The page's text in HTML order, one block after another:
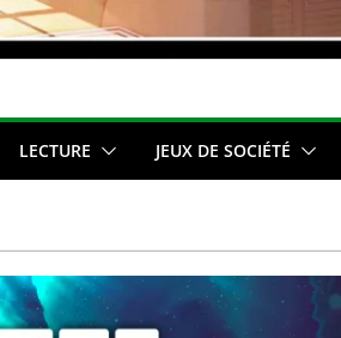
LECTURE JEUX DE SOCIÉTÉ